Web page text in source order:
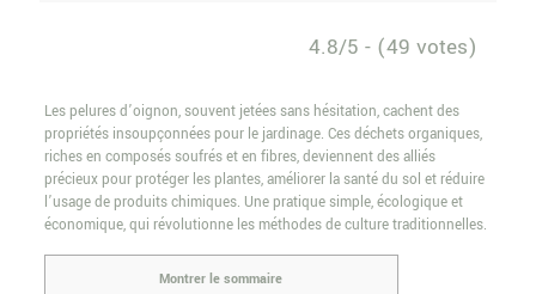
4.8/5 - (49 votes)
Les pelures d’oignon, souvent jetées sans hésitation, cachent des
propriétés insoupçonnées pour le jardinage. Ces déchets organiques,
riches en composés soufrés et en fibres, deviennent des alliés
précieux pour protéger les plantes, améliorer la santé du sol et réduire
l’usage de produits chimiques. Une pratique simple, écologique et
économique, qui révolutionne les méthodes de culture traditionnelles.
Montrer le sommaire